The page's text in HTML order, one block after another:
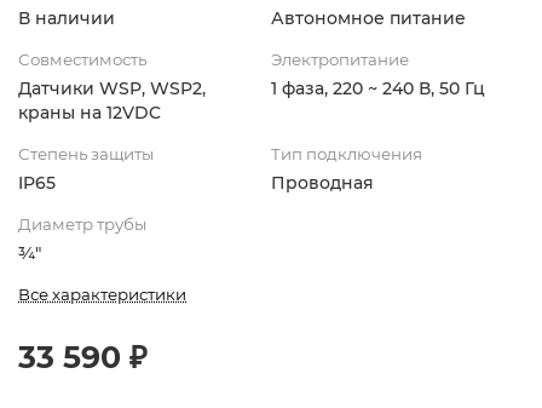
В наличии Автономное питание
Совместимость
Датчики WSP, WSP2,
краны на 12VDC
Электропитание
1 фаза, 220 ~ 240 В, 50 Гц
Степень защиты
IP65
Тип подключения
Проводная
Диаметр трубы
¾"
Все характеристики
33 590 ₽